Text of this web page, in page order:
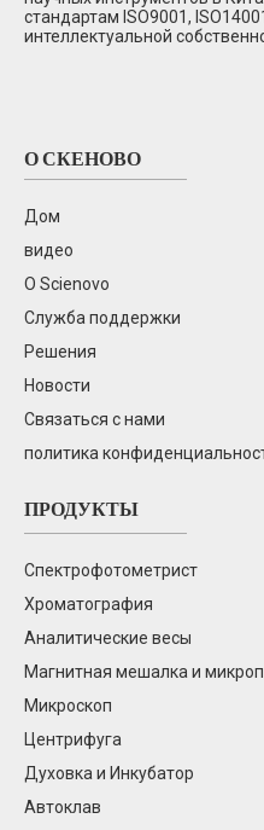
стандартам ISO9001,
интеллектуальной
О СКЕНОВО
Дом
видео
О Scienovo
Служба поддержки
Решения
Новости
Связаться с нами
политика
ПРОДУКТЫ
Спектрофотометрист
Хроматография
Аналитические весы
Магнитная мешалка и
Микроскоп
Центрифуга
Духовка и Инкубатор
Автоклав